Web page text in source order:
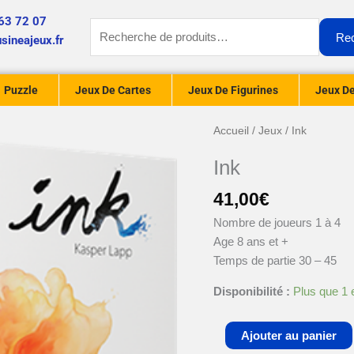
72 07
pour :
Puzzle Jeux De Cartes Jeux De Figurines Jeux
Accueil /Jeux / Ink
Ink
41,00€
Nombre de joueurs 1 à 4
Age 8 ans et +
Temps de partie 30 – 45
Disponibilité : Plus que 1
quantité
Ink
Ajouter au panier